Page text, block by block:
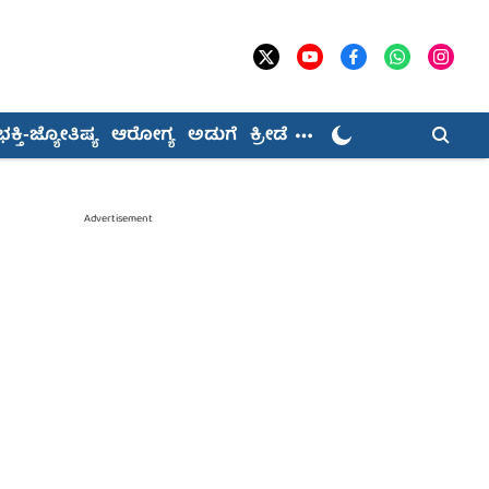
ಜ್ಯೋತಿಷ್ಯ ಆರೋಗ್ಯ ಅಡುಗೆ ಕ್ರೀಡೆ
Advertisement